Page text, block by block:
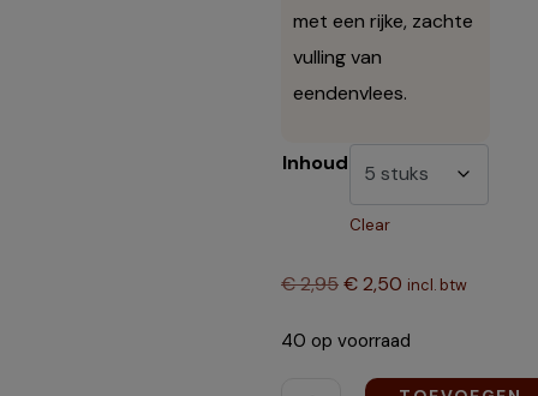
met een rijke, zachte
vulling van
eendenvlees.
Inhoud
Clear
€2,95€2,50 incl. btw
40 op voorraad